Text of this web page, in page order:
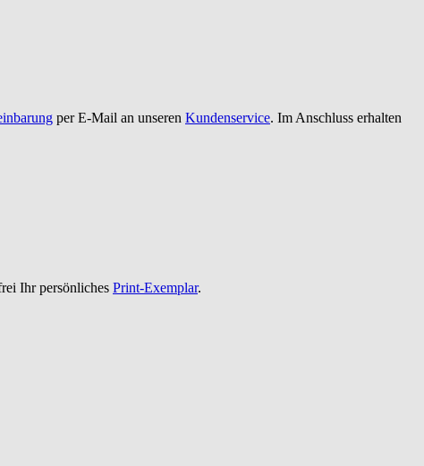
per E-Mail an unseren Kundenservice. Im Anschluss erhalten
Ihr persönliches Print-Exemplar.